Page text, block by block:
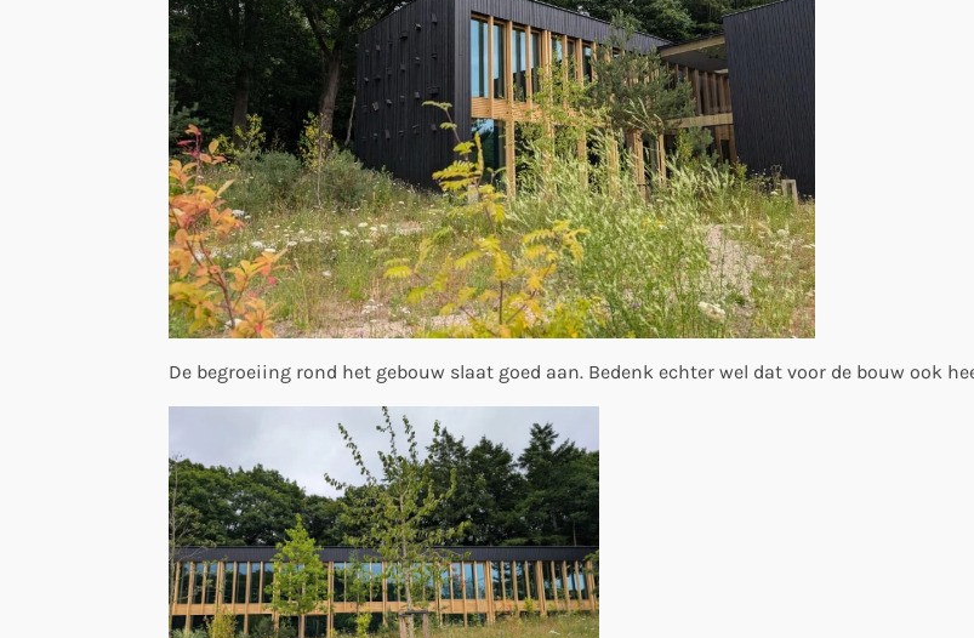
De begroeiing rond het gebouw slaat goed aan. Bedenk echter wel dat voor de bouw ook